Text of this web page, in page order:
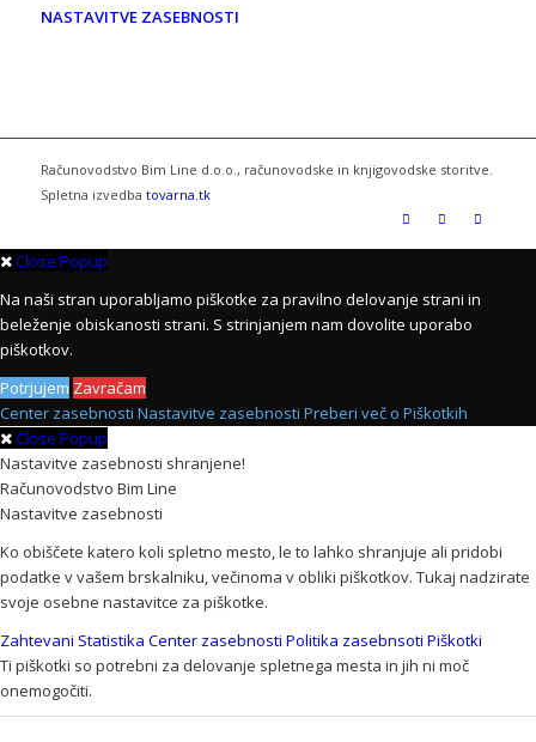
NASTAVITVE ZASEBNOSTI
Računovodstvo Bim Line d.o.o., računovodske in knjigovodske storitve.
Spletna izvedba tovarna.tk
Close Popup
Na naši stran uporabljamo piškotke za pravilno delovanje strani in
beleženje obiskanosti strani. S strinjanjem nam dovolite uporabo
piškotkov.
Potrjujem Zavračam
Center zasebnosti Nastavitve zasebnosti Preberi več o Piškotkih
Close Popup
Nastavitve zasebnosti shranjene!
Računovodstvo Bim Line
Nastavitve zasebnosti
Ko obiščete katero koli spletno mesto, le to lahko shranjuje ali pridobi
podatke v vašem brskalniku, večinoma v obliki piškotkov. Tukaj nadzirate
svoje osebne nastavitce za piškotke.
Zahtevani Statistika Center zasebnosti Politika zasebnsoti Piškotki
Ti piškotki so potrebni za delovanje spletnega mesta in jih ni moč
onemogočiti.